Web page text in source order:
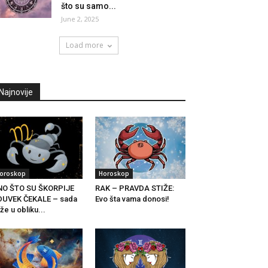
što su samo...
June 2, 2025
Load more
ŠTO SU ŠKORPIJE
ČEKALE – sada
u obliku...
Horoskop
RAK – PRAVDA STIŽE:
Evo šta vama donosi!